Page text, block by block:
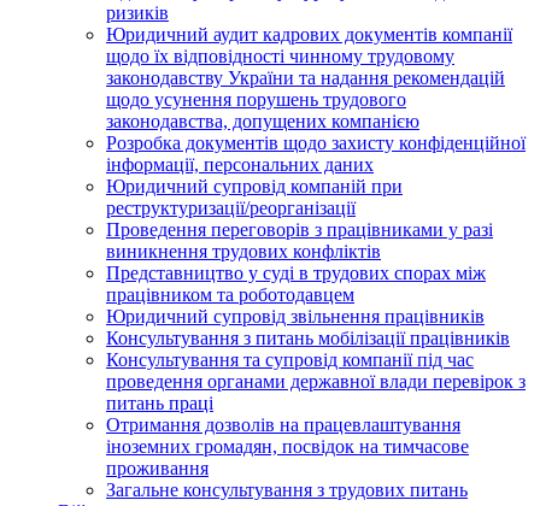
ризиків
Юридичний аудит кадрових документів компанії
щодо їх відповідності чинному трудовому
законодавству України та надання рекомендацій
щодо усунення порушень трудового
законодавства, допущених компанією
Розробка документів щодо захисту конфіденційної
інформації, персональних даних
Юридичний супровід компаній при
реструктуризації/реорганізації
Проведення переговорів з працівниками у разі
виникнення трудових конфліктів
Представництво у суді в трудових спорах між
працівником та роботодавцем
Юридичний супровід звільнення працівників
Консультування з питань мобілізації працівників
Консультування та супровід компанії під час
проведення органами державної влади перевірок з
питань праці
Отримання дозволів на працевлаштування
іноземних громадян, посвідок на тимчасове
проживання
Загальне консультування з трудових питань